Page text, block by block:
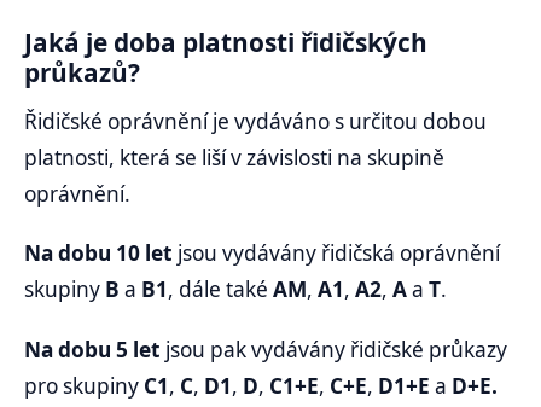
Jaká je doba platnosti řidičských
průkazů?
Řidičské oprávnění je vydáváno s určitou dobou
platnosti, která se liší v závislosti na skupině
oprávnění.
Na dobu 10 let jsou vydávány řidičská oprávnění
skupiny B a B1, dále také AM, A1, A2, Aa T.
Na dobu 5 let jsou pak vydávány řidičské průkazy
pro skupiny C1, C, D1, D, C1+E, C+E, D1+E a D+E.